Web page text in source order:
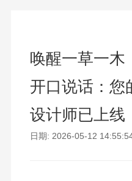
唤醒一草一木
开口说话：您
设计师已上线
日期: 2026-05-12